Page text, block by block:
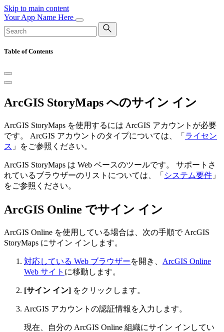
Skip to main content
Your App Name Here
Table of Contents
ArcGIS StoryMaps へのサイン イン
ArcGIS StoryMaps を使用するには ArcGIS アカウントが必要
です。 ArcGIS アカウントのタイプについては、「 ライセン
ス 」をご参照ください。
ArcGIS StoryMaps は Web ベースのツールです。 サポートさ
れているブラウザーのリストについては、「 システム要件 」
をご参照ください。
ArcGIS Online でサイン イン
ArcGIS Online を使用している場合は、次の手順で ArcGIS
StoryMaps にサイン インします。
対応している Web ブラウザーを開き、 ArcGIS Online
Web サイト に移動します。
[サイン イン] をクリックします。
ArcGIS アカウントの認証情報を入力します。
現在、自分の ArcGIS Online 組織にサイン インしてい